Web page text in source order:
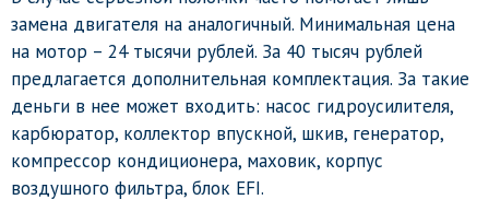
замена двигателя на аналогичный. Минимальная цена
на мотор – 24 тысячи рублей. За 40 тысяч рублей
предлагается дополнительная комплектация. За такие
деньги в нее может входить: насос гидроусилителя,
карбюратор, коллектор впускной, шкив, генератор,
компрессор кондиционера, маховик, корпус
воздушного фильтра, блок EFI.